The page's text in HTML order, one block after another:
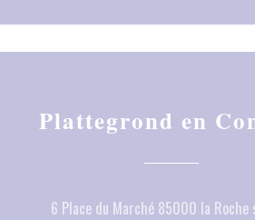
Plattegrond en
6 Place du Marché 85000 la Roche